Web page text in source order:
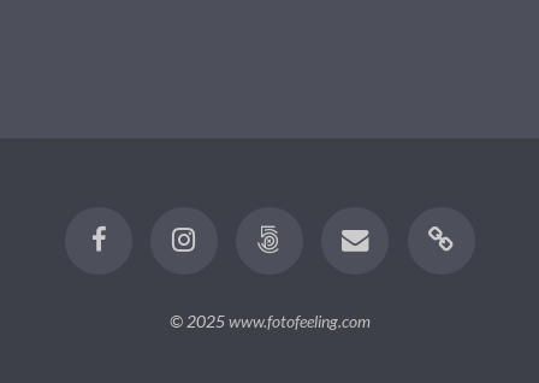
© 2025www.fotofeeling.com